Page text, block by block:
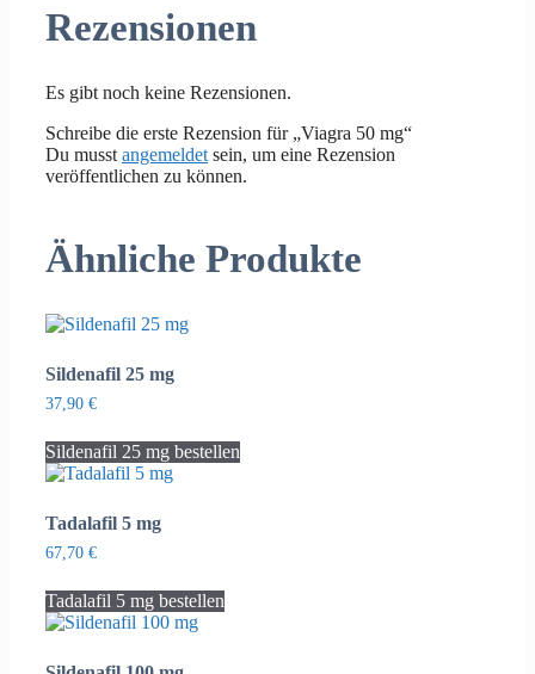
Rezensionen
Es gibt noch keine Rezensionen.
Schreibe die erste Rezension für „Viagra 50 mg“
Du musst angemeldet sein, um eine Rezension
veröffentlichen zu können.
Ähnliche Produkte
Sildenafil 25 mg
37,90 €
Sildenafil 25 mg bestellen
Tadalafil 5 mg
67,70 €
Tadalafil 5 mg bestellen